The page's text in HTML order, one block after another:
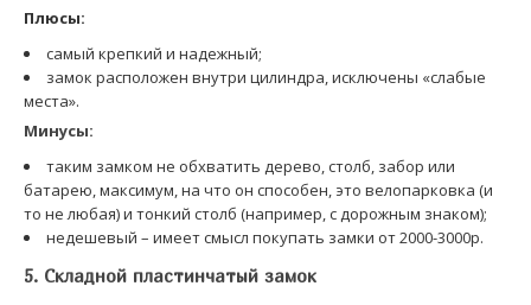
Плюсы:
самый крепкий и надежный;
замок расположен внутри цилиндра, исключены «слабые
места».
Минусы:
таким замком не обхватить дерево, столб, забор или
батарею, максимум, на что он способен, это велопарковка (и
то не любая) и тонкий столб (например, с дорожным знаком);
недешевый – имеет смысл покупать замки от 2000-3000р.
5. Складной пластинчатый замок